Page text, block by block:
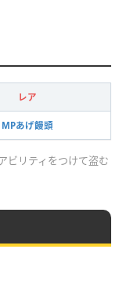
レア
MPあげ饅頭
ビリティをつけて盗む